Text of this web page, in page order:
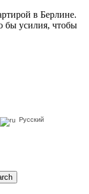
в Берлине.
бы усилия, чтобы
Русский